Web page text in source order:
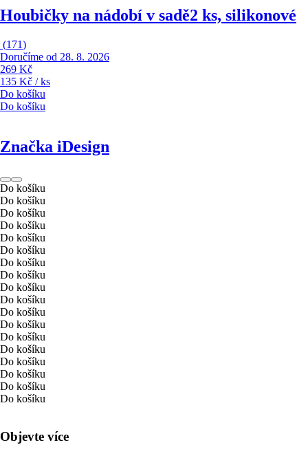
Houbičky na nádobí v sadě2 ks, silikonové
(171)
Doručíme od 28. 8. 2026
269 Kč
135 Kč / ks
Do košíku
Do košíku
Značka iDesign
Do košíku
Do košíku
Do košíku
Do košíku
Do košíku
Do košíku
Do košíku
Do košíku
Do košíku
Do košíku
Do košíku
Do košíku
Do košíku
Do košíku
Do košíku
Do košíku
Do košíku
Do košíku
Objevte více